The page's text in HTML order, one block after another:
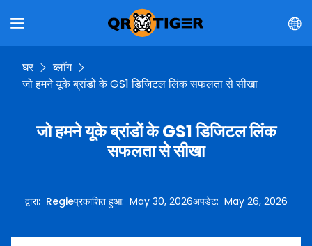
घर
ब्लॉग
जो हमने यूके ब्रांडों के GS1 डिजिटल लिंक सफलता से सीखा
जो हमने यूके ब्रांडों के GS1 डिजिटल लिंक
सफलता से सीखा
द्वारा: Regieप्रकाशित हुआ: May 30, 2026अपडेट: May 26, 2026